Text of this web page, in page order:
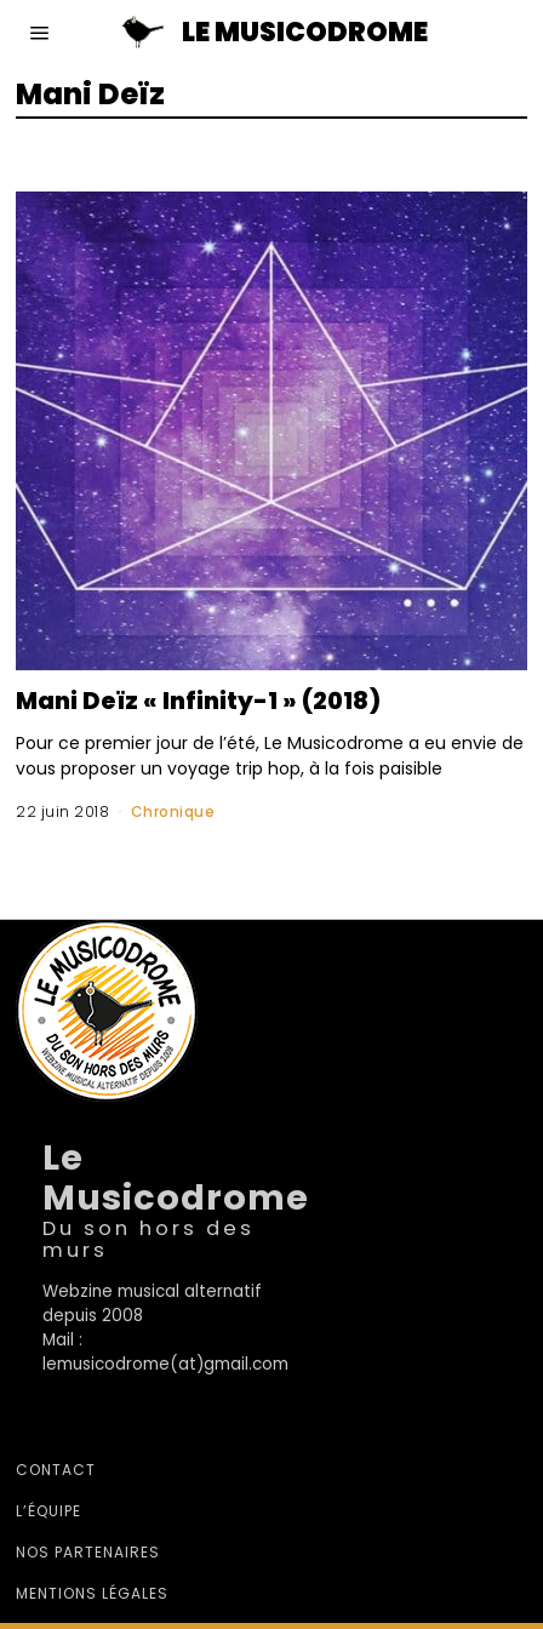
LE MUSICODROME
Mani Deïz
Mani Deïz « Infinity-1 » (2018)
Pour ce premier jour de l’été, Le Musicodrome a eu envie de
vous proposer un voyage trip hop, à la fois paisible
22 juin 2018 Chronique
Le
Musicodrome
Du son hors des
murs
Webzine musical alternatif
depuis 2008
Mail :
lemusicodrome(at)gmail.com
CONTACT
L’ÉQUIPE
NOS PARTENAIRES
MENTIONS LÉGALES